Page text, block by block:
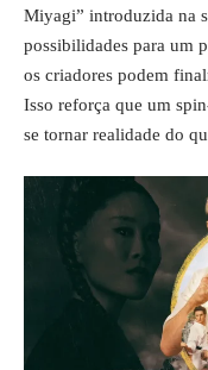
Miyagi” introduzida na
possibilidades para um
os criadores podem
Isso reforça que um
se tornar realidade do